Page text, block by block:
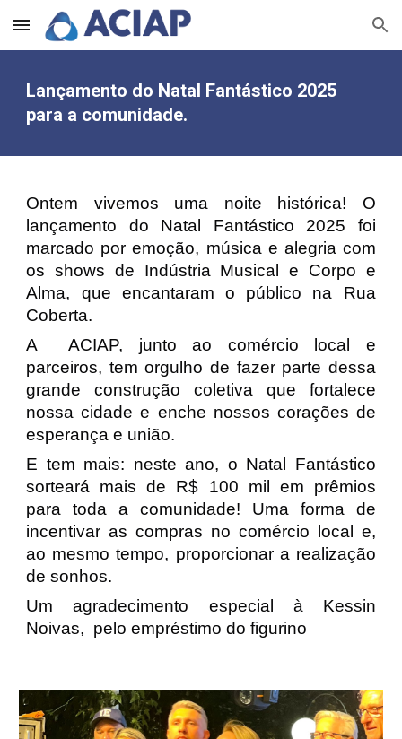
Skip to main content Skip to navigation
Lançamento do Natal Fantástico 2025
para a comunidade.
Ontem vivemos uma noite histórica! O
lançamento do Natal Fantástico 2025 foi
marcado por emoção, música e alegria com
os shows de Indústria Musical e Corpo e
Alma, que encantaram o público na Rua
Coberta.
A ACIAP, junto ao comércio local e
parceiros, tem orgulho de fazer parte dessa
grande construção coletiva que fortalece
nossa cidade e enche nossos corações de
esperança e união.
E tem mais: neste ano, o Natal Fantástico
sorteará mais de R$ 100 mil em prêmios
para toda a comunidade! Uma forma de
incentivar as compras no comércio local e,
ao mesmo tempo, proporcionar a realização
de sonhos.
Um agradecimento especial à Kessin
Noivas, pelo empréstimo do figurino